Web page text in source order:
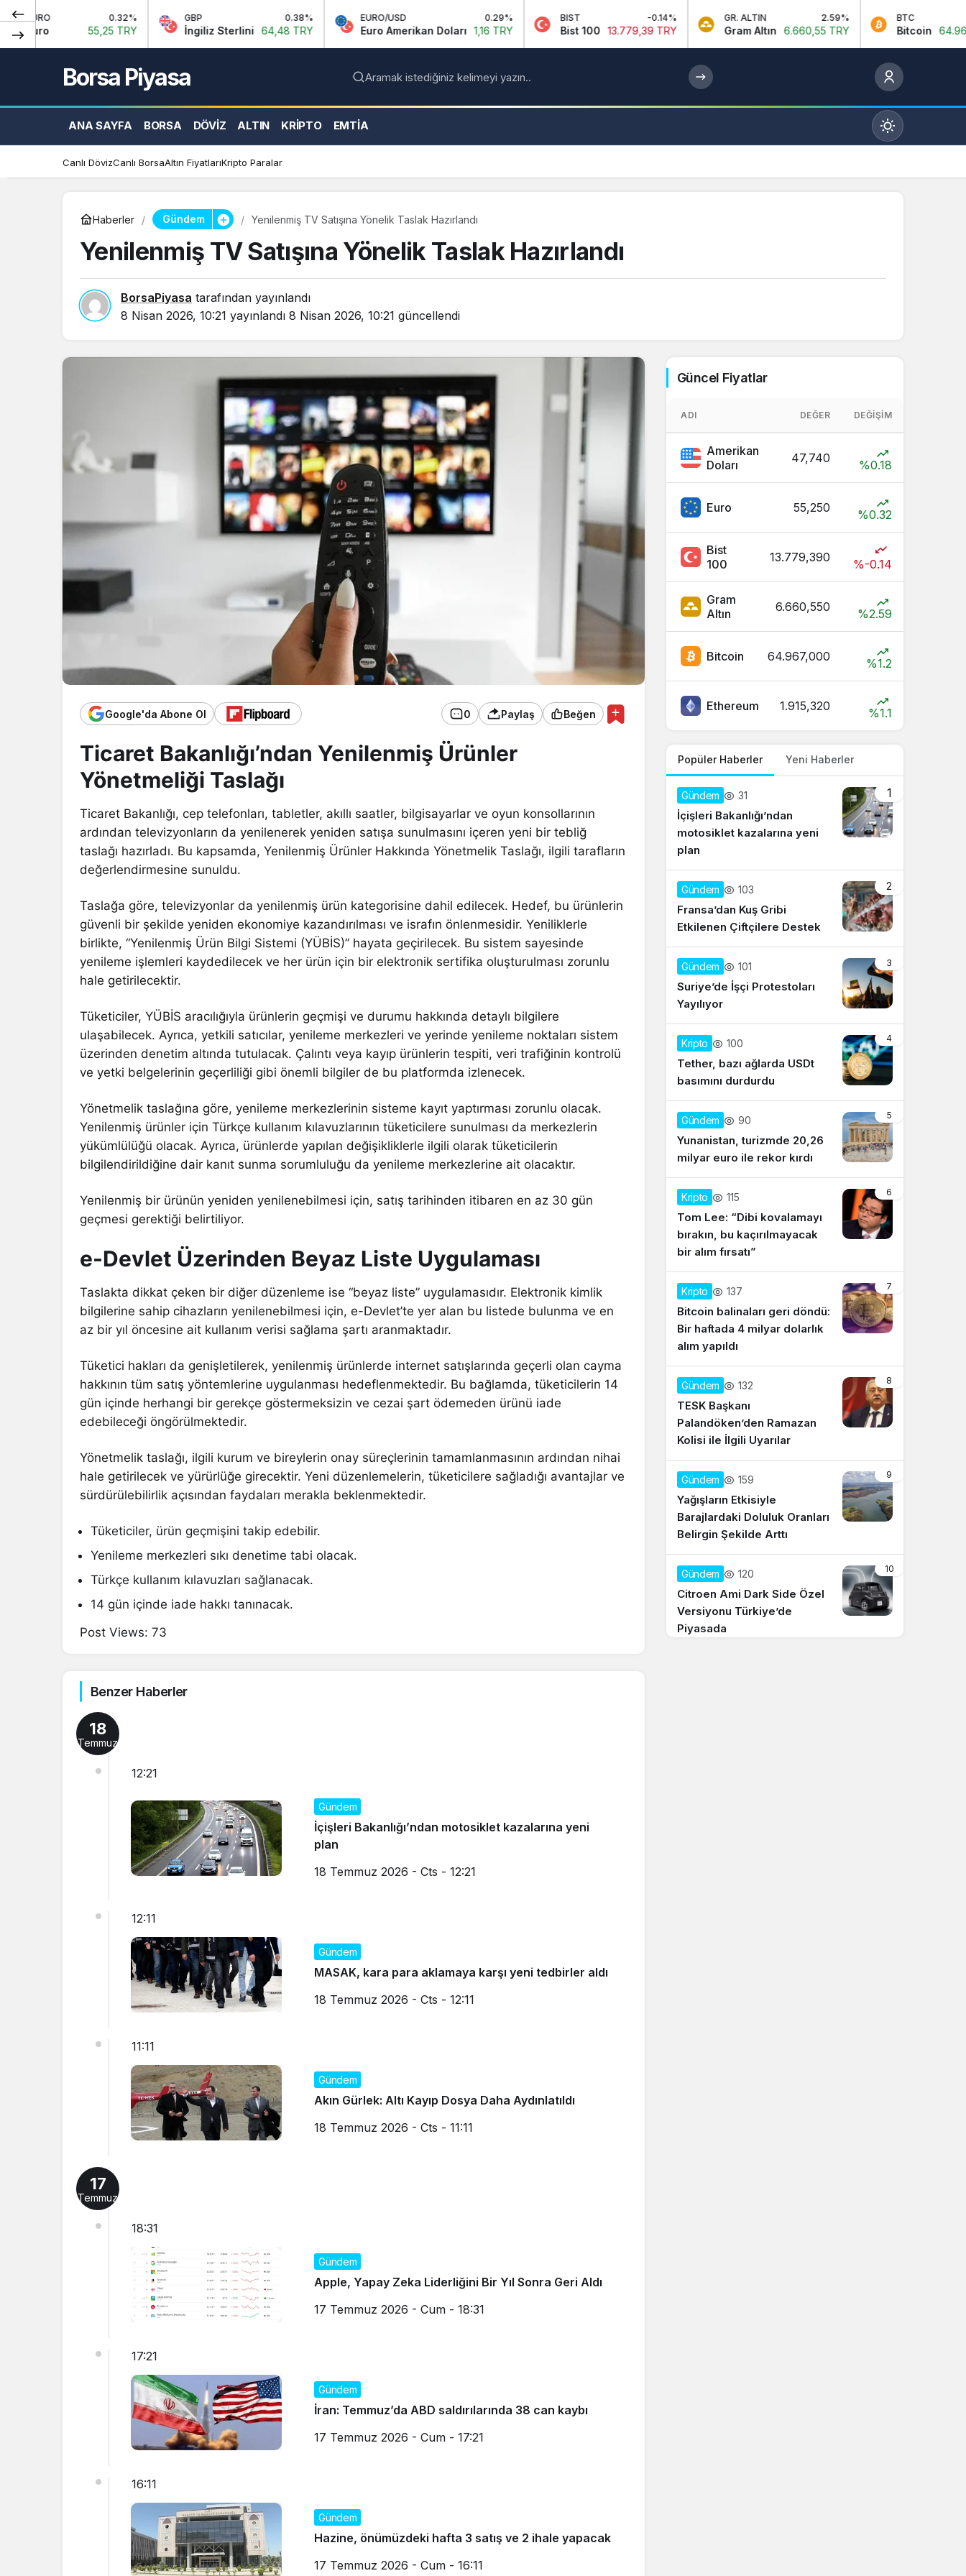
55,25 TRY
GBP
İngiliz Sterlini 64,48 TRY
EURO/USD
Euro Amerikan Doları 1,16 TRY
BIST
Bist 100 13.779,39 TRY
GR. ALTIN
Gram Altın 6.660,55 TRY
BTC
Bitcoin 64.967,00 USDT
Borsa Piyasa Aramak istediğiniz kelimeyi yazın..
ANA SAYFA BORSA DÖVIZ ALTIN KRIPTO EMTIA
Mod
değiştir
Sistem modunu seçin.
Canlı DövizCanlı BorsaAltın FiyatlarıKripto Paralar
Haberler Gündem Yenilenmiş TV Satışına Yönelik Taslak Hazırlandı
Yenilenmiş TV Satışına Yönelik Taslak Hazırlandı
BorsaPiyasa tarafından yayınlandı
8 Nisan 2026, 10:21 yayınlandı 8 Nisan 2026, 10:21 güncellendi
Google'da Abone Ol 0 Paylaş Beğen
Ticaret Bakanlığı’ndan Yenilenmiş Ürünler
Yönetmeliği Taslağı
Ticaret Bakanlığı, cep telefonları, tabletler, akıllı saatler, bilgisayarlar ve oyun konsollarının
ardından televizyonların da yenilenerek yeniden satışa sunulmasını içeren yeni bir tebliğ
taslağı hazırladı. Bu kapsamda, Yenilenmiş Ürünler Hakkında Yönetmelik Taslağı, ilgili tarafların
değerlendirmesine sunuldu.
Taslağa göre, televizyonlar da yenilenmiş ürün kategorisine dahil edilecek. Hedef, bu ürünlerin
güvenli bir şekilde yeniden ekonomiye kazandırılması ve israfın önlenmesidir. Yeniliklerle
birlikte, “Yenilenmiş Ürün Bilgi Sistemi (YÜBİS)” hayata geçirilecek. Bu sistem sayesinde
yenileme işlemleri kaydedilecek ve her ürün için bir elektronik sertifika oluşturulması zorunlu
hale getirilecektir.
Tüketiciler, YÜBİS aracılığıyla ürünlerin geçmişi ve durumu hakkında detaylı bilgilere
ulaşabilecek. Ayrıca, yetkili satıcılar, yenileme merkezleri ve yerinde yenileme noktaları sistem
üzerinden denetim altında tutulacak. Çalıntı veya kayıp ürünlerin tespiti, veri trafiğinin kontrolü
ve yetki belgelerinin geçerliliği gibi önemli bilgiler de bu platformda izlenecek.
Yönetmelik taslağına göre, yenileme merkezlerinin sisteme kayıt yaptırması zorunlu olacak.
Yenilenmiş ürünler için Türkçe kullanım kılavuzlarının tüketicilere sunulması da merkezlerin
yükümlülüğü olacak. Ayrıca, ürünlerde yapılan değişikliklerle ilgili olarak tüketicilerin
bilgilendirildiğine dair kanıt sunma sorumluluğu da yenileme merkezlerine ait olacaktır.
Yenilenmiş bir ürünün yeniden yenilenebilmesi için, satış tarihinden itibaren en az 30 gün
geçmesi gerektiği belirtiliyor.
e-Devlet Üzerinden Beyaz Liste Uygulaması
Taslakta dikkat çeken bir diğer düzenleme ise “beyaz liste” uygulamasıdır. Elektronik kimlik
bilgilerine sahip cihazların yenilenebilmesi için, e-Devlet’te yer alan bu listede bulunma ve en
az bir yıl öncesine ait kullanım verisi sağlama şartı aranmaktadır.
Tüketici hakları da genişletilerek, yenilenmiş ürünlerde internet satışlarında geçerli olan cayma
hakkının tüm satış yöntemlerine uygulanması hedeflenmektedir. Bu bağlamda, tüketicilerin 14
gün içinde herhangi bir gerekçe göstermeksizin ve cezai şart ödemeden ürünü iade
edebileceği öngörülmektedir.
Yönetmelik taslağı, ilgili kurum ve bireylerin onay süreçlerinin tamamlanmasının ardından nihai
hale getirilecek ve yürürlüğe girecektir. Yeni düzenlemelerin, tüketicilere sağladığı avantajlar ve
sürdürülebilirlik açısından faydaları merakla beklenmektedir.
Tüketiciler, ürün geçmişini takip edebilir.
Yenileme merkezleri sıkı denetime tabi olacak.
Türkçe kullanım kılavuzları sağlanacak.
14 gün içinde iade hakkı tanınacak.
Post Views: 73
Benzer Haberler
18
Temmuz
12:21
Gündem
İçişleri Bakanlığı’ndan motosiklet kazalarına yeni
plan
18 Temmuz 2026 - Cts - 12:21
12:11
Gündem
MASAK, kara para aklamaya karşı yeni tedbirler aldı
18 Temmuz 2026 - Cts - 12:11
11:11
Gündem
Akın Gürlek: Altı Kayıp Dosya Daha Aydınlatıldı
18 Temmuz 2026 - Cts - 11:11
17
Temmuz
18:31
Gündem
Apple, Yapay Zeka Liderliğini Bir Yıl Sonra Geri Aldı
17 Temmuz 2026 - Cum - 18:31
17:21
Gündem
İran: Temmuz’da ABD saldırılarında 38 can kaybı
17 Temmuz 2026 - Cum - 17:21
16:11
Gündem
Hazine, önümüzdeki hafta 3 satış ve 2 ihale yapacak
17 Temmuz 2026 - Cum - 16:11
Güncel Fiyatlar
ADI DEĞER DEĞIŞIM
Amerikan
Doları
47,740 %0.18
Euro 55,250 %0.32
Bist
100
13.779,390 %-0.14
Gram
Altın
6.660,550 %2.59
Bitcoin 64.967,000 %1.2
Ethereum 1.915,320 %1.1
Popüler Haberler Yeni Haberler
1
Gündem 31
İçişleri Bakanlığı’ndan
motosiklet kazalarına yeni
plan
2
Gündem 103
Fransa’dan Kuş Gribi
Etkilenen Çiftçilere Destek
3
Gündem 101
Suriye’de İşçi Protestoları
Yayılıyor
4
Kripto 100
Tether, bazı ağlarda USDt
basımını durdurdu
5
Gündem 90
Yunanistan, turizmde 20,26
milyar euro ile rekor kırdı
6
Kripto 115
Tom Lee: “Dibi kovalamayı
bırakın, bu kaçırılmayacak
bir alım fırsatı”
7
Kripto 137
Bitcoin balinaları geri döndü:
Bir haftada 4 milyar dolarlık
alım yapıldı
8
Gündem 132
TESK Başkanı
Palandöken’den Ramazan
Kolisi ile İlgili Uyarılar
9
Gündem 159
Yağışların Etkisiyle
Barajlardaki Doluluk Oranları
Belirgin Şekilde Arttı
10
Gündem 120
Citroen Ami Dark Side Özel
Versiyonu Türkiye’de
Piyasada